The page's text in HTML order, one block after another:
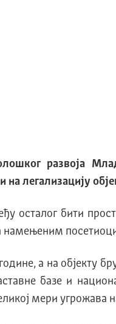
развоја
на легализацију
осталог бити
намењеним
године, а на
базе и
мери угрожава